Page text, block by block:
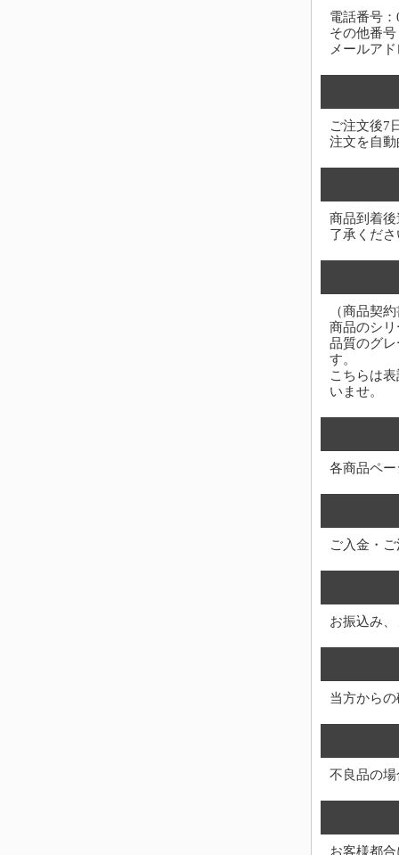
電話番号
その他番
メールア
ご注文後7
注文を自
商品到着
了承くだ
（商品契
商品のシ
品質のグ
す。
こちらは
いませ。
各商品ペ
ご入金・
お振込み
当方から
不良品の
お客様都